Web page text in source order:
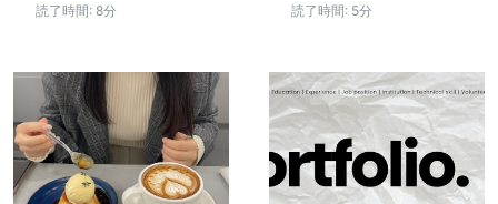
読了時間: 8分 読了時間: 5分